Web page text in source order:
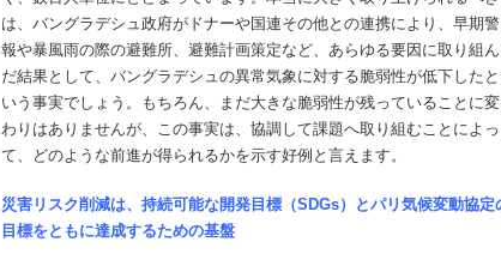
は、バングラデシュ政府がドナーや国連その他との連携により、早期警
報や暴風雨の際の避難所、避難計画策定など、あらゆる要因に取り組ん
だ結果として、バングラデシュの異常気象に対する脆弱性が低下したと
いう事実でしょう。もちろん、まだ大きな脆弱性が残っていることに変
わりはありませんが、この事実は、協調して課題へ取り組むことによっ
て、どのような前進が得られるかを示す好例と言えます。
災害リスク削減は、持続可能な開発目標（SDGs）とパリ気候変動協定
目標をともに達成するための基盤